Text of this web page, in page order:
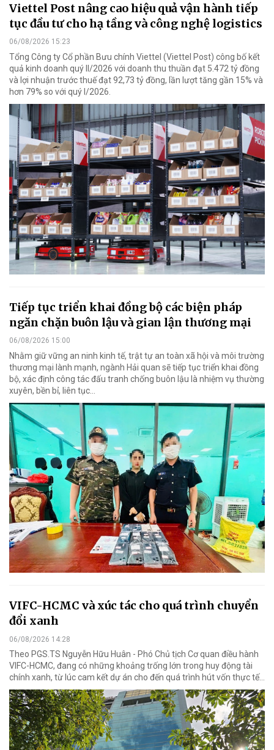
Viettel Post nâng cao hiệu quả vận hành tiếp
tục đầu tư cho hạ tầng và công nghệ logistics
06/08/2026 15:23
Tổng Công ty Cổ phần Bưu chính Viettel (Viettel Post) công bố kết
quả kinh doanh quý II/2026 với doanh thu thuần đạt 5.472 tỷ đồng
và lợi nhuận trước thuế đạt 92,73 tỷ đồng, lần lượt tăng gần 15% và
hơn 79% so với quý I/2026.
Tiếp tục triển khai đồng bộ các biện pháp
ngăn chặn buôn lậu và gian lận thương mại
06/08/2026 15:00
Nhằm giữ vững an ninh kinh tế, trật tự an toàn xã hội và môi trường
thương mại lành mạnh, ngành Hải quan sẽ tiếp tục triển khai đồng
bộ, xác định công tác đấu tranh chống buôn lậu là nhiệm vụ thường
xuyên, bền bỉ, liên tục…
VIFC-HCMC và xúc tác cho quá trình chuyển
đổi xanh
06/08/2026 14:28
Theo PGS.TS Nguyễn Hữu Huân - Phó Chủ tịch Cơ quan điều hành
VIFC-HCMC, đang có những khoảng trống lớn trong huy động tài
chính xanh, từ lúc cam kết dự án cho đến quá trình hút vốn thực tế...